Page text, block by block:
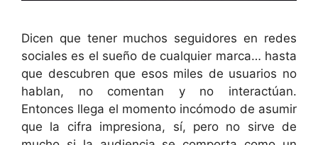
Dicen que tener muchos seguidores en redes
sociales es el sueño de cualquier marca… hasta
que descubren que esos miles de usuarios no
hablan, no comentan y no interactúan.
Entonces llega el momento incómodo de asumir
que la cifra impresiona, sí, pero no sirve de